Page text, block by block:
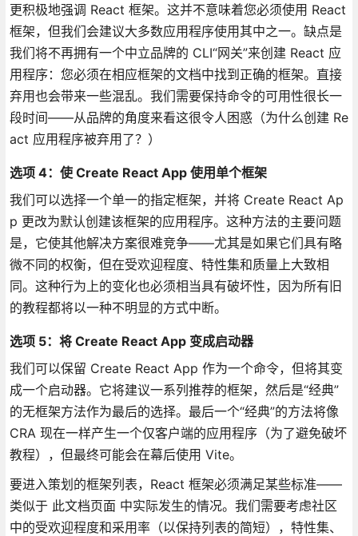
更积极地强调 React 框架。这并不意味着您必须使用 React
框架，但我们会建议大多数应用程序使用其中之一。缺点是
我们将不再拥有一个中立品牌的 CLI“网关”来创建 React 应
用程序：您必须在相应框架的文档中找到正确的框架。直接
弃用也会带来一些混乱。我们需要保持命令的可用性很长一
段时间——从品牌的角度来看这很令人困惑（为什么创建 Re
act 应用程序被弃用了？）
选项 4：使 Create React App 使用单个框架
我们可以选择一个单一的指定框架，并将 Create React Ap
p 更改为默认创建该框架的应用程序。这种方法的主要问题
是，它使其他解决方案很难竞争——尤其是如果它们具有略
微不同的权衡，但在受欢迎程度、特性集和质量上大致相
同。这种行为上的变化也必须相当具有破坏性，因为所有旧
的教程都将以一种不明显的方式中断。
选项 5：将 Create React App 变成启动器
我们可以保留 Create React App 作为一个命令，但将其变
成一个启动器。它将建议一系列推荐的框架，然后是“经典”
的无框架方法作为最后的选择。最后一个“经典”的方法将像
CRA 现在一样产生一个仅客户端的应用程序（为了避免破坏
教程），但最终可能会在幕后使用 Vite。
要进入策划的框架列表，React 框架必须满足某些标准——
类似于 此文档页面 中实际发生的情况。我们需要考虑社区
中的受欢迎程度和采用率（以保持列表的简短），特性集、